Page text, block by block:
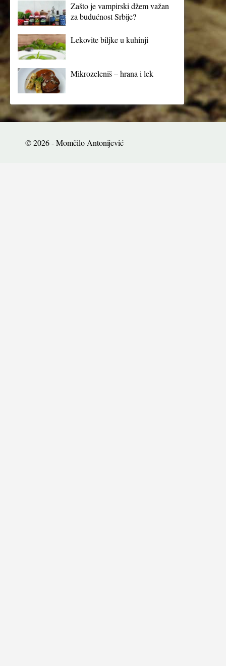
Zašto je vampirski džem važan
za budućnost Srbije?
Lekovite biljke u kuhinji
Mikrozeleniš – hrana i lek
© 2026 - Momčilo Antonijević